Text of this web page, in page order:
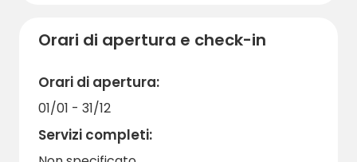
anche i vostri amici a quattro zampe sono i
nostro personale cordiale e disponibile sarà
sempre a disposizione per aiutarvi a
risolvere qualsiasi dubbio o necessità.
Al Camping Park Los Olivos de Xivert
Orari di apertura e check-in
Orari di apertura:
01/01 - 31/12
Servizi completi: